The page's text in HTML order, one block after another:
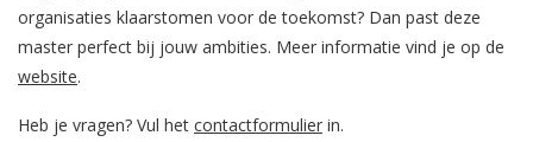
organisaties klaarstomen voor de toekomst? Dan past deze
master perfect bij jouw ambities. Meer informatie vind je op de
website.
Heb je vragen? Vul het contactformulier in.